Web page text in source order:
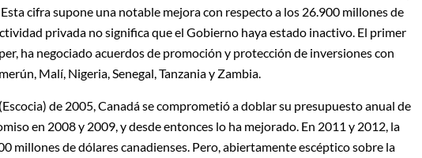
cifra supone una notable mejora con respecto a los 26.900 millones de
privada no significa que el Gobierno haya estado inactivo. El primer
ha negociado acuerdos de promoción y protección de inversiones con
Malí, Nigeria, Senegal, Tanzania y Zambia.
de 2005, Canadá se comprometió a doblar su presupuesto anual de
en 2008 y 2009, y desde entonces lo ha mejorado. En 2011 y 2012, la
millones de dólares canadienses. Pero, abiertamente escéptico sobre la